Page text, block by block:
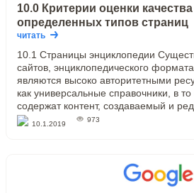
10.0 Критерии оценки
определенных типов страниц
читать
10.1 Страницы энциклопедии
сайтов, энциклопедического
являются высоко авторитетными
как универсальные справочники, в
содержат контент, создаваемый и
10.1.2019
973